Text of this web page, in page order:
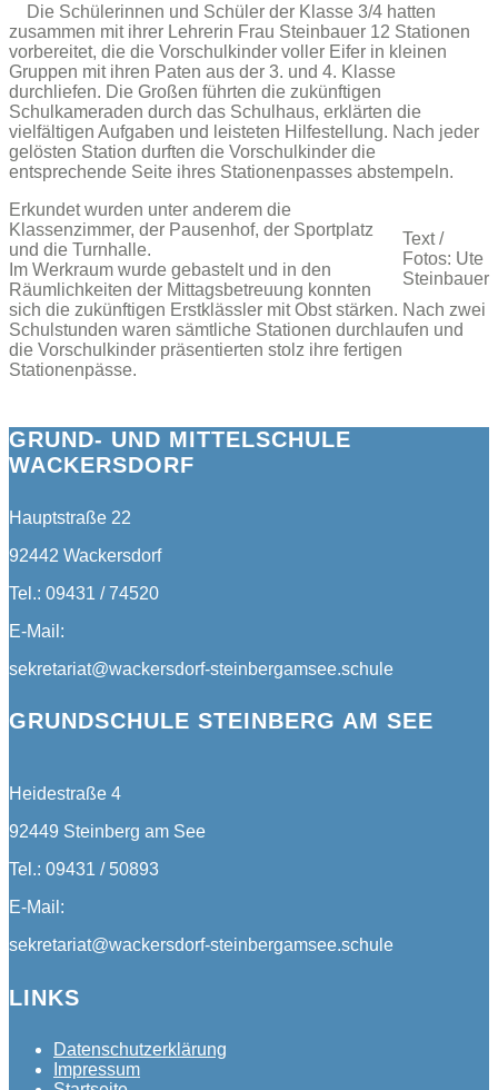
Die Schülerinnen und Schüler der Klasse 3/4 hatten
zusammen mit ihrer Lehrerin Frau Steinbauer 12 Stationen
vorbereitet, die die Vorschulkinder voller Eifer in kleinen
Gruppen mit ihren Paten aus der 3. und 4. Klasse
durchliefen. Die Großen führten die zukünftigen
Schulkameraden durch das Schulhaus, erklärten die
vielfältigen Aufgaben und leisteten Hilfestellung. Nach jeder
gelösten Station durften die Vorschulkinder die
entsprechende Seite ihres Stationenpasses abstempeln.
Text /
Fotos: Ute
Steinbauer
Erkundet wurden unter anderem die
Klassenzimmer, der Pausenhof, der Sportplatz
und die Turnhalle.
Im Werkraum wurde gebastelt und in den
Räumlichkeiten der Mittagsbetreuung konnten
sich die zukünftigen Erstklässler mit Obst stärken. Nach zwei
Schulstunden waren sämtliche Stationen durchlaufen und
die Vorschulkinder präsentierten stolz ihre fertigen
Stationenpässe.
GRUND- UND MITTELSCHULE
WACKERSDORF
Hauptstraße 22
92442 Wackersdorf
Tel.: 09431 / 74520
E-Mail:
sekretariat@wackersdorf-steinbergamsee.schule
GRUNDSCHULE STEINBERG AM SEE
Heidestraße 4
92449 Steinberg am See
Tel.: 09431 / 50893
E-Mail:
sekretariat@wackersdorf-steinbergamsee.schule
LINKS
Datenschutzerklärung
Impressum